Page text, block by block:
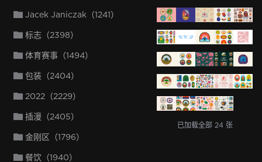
Jacek Janiczak（1241）
标志（2398）
体育赛事（1494）
包装（2404）
2022（2229）
插漫（2405）
金刚区（1796）
餐饮（1940）
已加载全部 24张